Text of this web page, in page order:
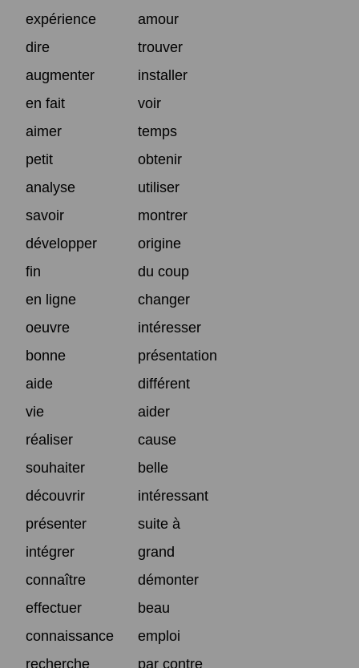
expérience
amour
dire
trouver
augmenter
installer
en fait
voir
aimer
temps
petit
obtenir
analyse
utiliser
savoir
montrer
développer
origine
fin
du coup
en ligne
changer
oeuvre
intéresser
bonne
présentation
aide
différent
vie
aider
réaliser
cause
souhaiter
belle
découvrir
intéressant
présenter
suite à
intégrer
grand
connaître
démonter
effectuer
beau
connaissance
emploi
recherche
par contre